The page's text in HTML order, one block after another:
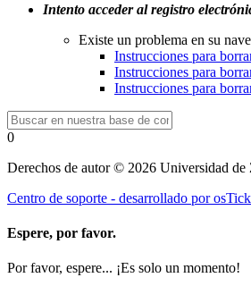
Intento acceder al registro
Existe un problema en su
Instrucciones para
Instrucciones para
Instrucciones para
0
Derechos de autor © 2026 Universidad de
Centro de soporte - desarrollado por
Espere, por favor.
Por favor, espere... ¡Es solo un momento!